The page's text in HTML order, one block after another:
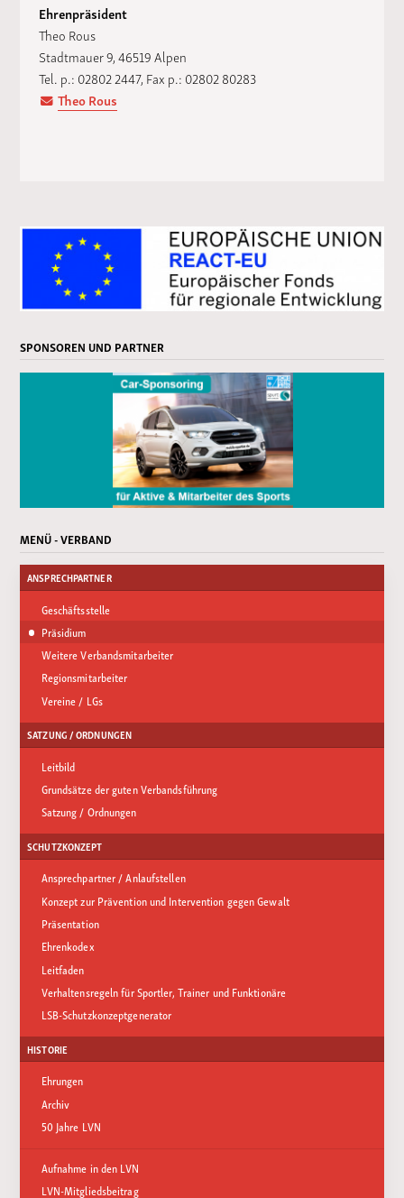
Ehrenpräsident
Theo Rous
Stadtmauer 9, 46519 Alpen
Tel. p.: 02802 2447, Fax p.: 02802 80283
Theo Rous
SPONSOREN UND PARTNER
MENÜ - VERBAND
ANSPRECHPARTNER
Geschäftsstelle
Präsidium
Weitere Verbandsmitarbeiter
Regionsmitarbeiter
Vereine / LGs
SATZUNG / ORDNUNGEN
Leitbild
Grundsätze der guten Verbandsführung
Satzung / Ordnungen
SCHUTZKONZEPT
Ansprechpartner / Anlaufstellen
Konzept zur Prävention und Intervention gegen Gewalt
Präsentation
Ehrenkodex
Leitfaden
Verhaltensregeln für Sportler, Trainer und Funktionäre
LSB-Schutzkonzeptgenerator
HISTORIE
Ehrungen
Archiv
50 Jahre LVN
Aufnahme in den LVN
LVN-Mitgliedsbeitrag